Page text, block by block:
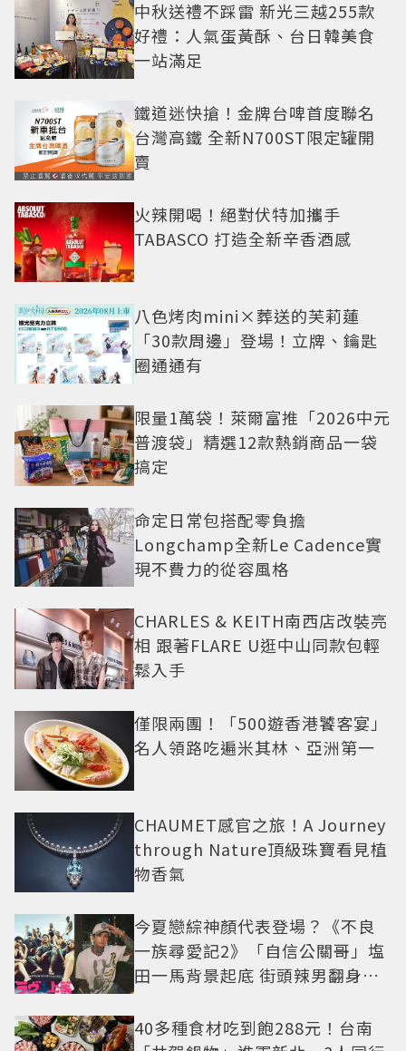
中秋送禮不踩雷 新光三越255款
好禮：人氣蛋黃酥、台日韓美食
一站滿足
鐵道迷快搶！金牌台啤首度聯名
台灣高鐵 全新N700ST限定罐開
賣
火辣開喝！絕對伏特加攜手
TABASCO 打造全新辛香酒感
八色烤肉mini×葬送的芙莉蓮
「30款周邊」登場！立牌、鑰匙
圈通通有
限量1萬袋！萊爾富推「2026中元
普渡袋」精選12款熱銷商品一袋
搞定
命定日常包搭配零負擔
Longchamp全新Le Cadence實
現不費力的從容風格
CHARLES & KEITH南西店改裝亮
相 跟著FLARE U逛中山同款包輕
鬆入手
僅限兩團！「500遊香港饕客宴」
名人領路吃遍米其林、亞洲第一
CHAUMET感官之旅！A Journey
through Nature頂級珠寶看見植
物香氣
今夏戀綜神顏代表登場？《不良
一族尋愛記2》「自信公關哥」塩
田一馬背景起底 街頭辣男翻身當
40多種食材吃到飽288元！台南